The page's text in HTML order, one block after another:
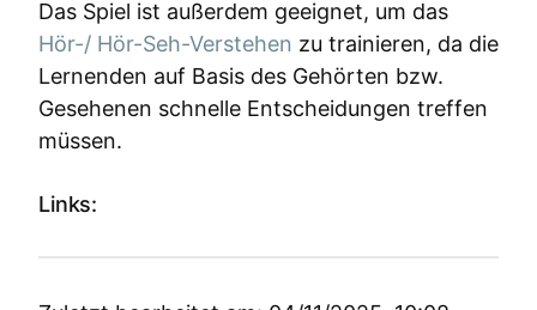
Das Spiel ist außerdem geeignet, um das
Hör­-/ Hör-Seh-­Verstehen zu trainieren, da die
Lernenden auf Basis des Gehörten bzw.
Gesehenen schnelle Entscheidungen treffen
müssen.
Links: